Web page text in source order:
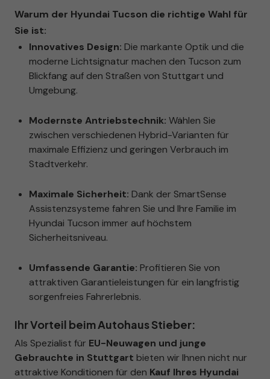
Warum der Hyundai Tucson die richtige Wahl für
Sie ist:
Innovatives Design: Die markante Optik und die
moderne Lichtsignatur machen den Tucson zum
Blickfang auf den Straßen von Stuttgart und
Umgebung.
Modernste Antriebstechnik: Wählen Sie
zwischen verschiedenen Hybrid-Varianten für
maximale Effizienz und geringen Verbrauch im
Stadtverkehr.
Maximale Sicherheit: Dank der SmartSense
Assistenzsysteme fahren Sie und Ihre Familie im
Hyundai Tucson immer auf höchstem
Sicherheitsniveau.
Umfassende Garantie: Profitieren Sie von
attraktiven Garantieleistungen für ein langfristig
sorgenfreies Fahrerlebnis.
Ihr Vorteil beim Autohaus Stieber:
Als Spezialist für EU-Neuwagen und junge
Gebrauchte in Stuttgart bieten wir Ihnen nicht nur
attraktive Konditionen für den Kauf Ihres Hyundai